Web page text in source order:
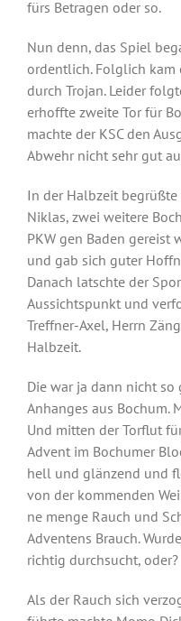
fürs Betragen oder so.
Nun denn, das Spiel
ordentlich. Folglich kam
durch Trojan. Leider
erhoffte zweite Tor für
machte der KSC den
Abwehr nicht sehr gut
In der Halbzeit
Niklas, zwei weitere
PKW gen Baden gereist
und gab sich guter
Danach latschte der
Aussichtspunkt und
Treffner-Axel, Herrn
Halbzeit.
Die war ja dann nicht
Anhanges aus Bochum.
Und mitten der Torflut
Advent im Bochumer
hell und glänzend und
von der kommenden
ne menge Rauch und
Adventens Brauch.
richtig durchsucht, oder?
Als der Rauch sich